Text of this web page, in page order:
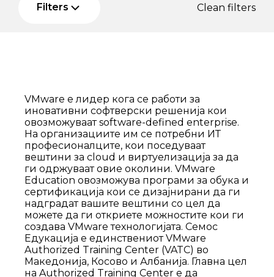
Filters Clean filters
VMware е лидер кога се работи за
иновативни софтверски решенија кои
овозможуваат software-defined enterprise.
На организациите им се потребни ИТ
професионалците, кои поседуваат
вештини за cloud и виртуелизација за да
ги одржуваат овие околини. VMware
Education овозможува програми за обука и
сертификација кои се дизајнирани да ги
надградат вашите вештини со цел да
можете да ги откриете можностите кои ги
создава VMware технологијата. Семос
Едукација е единствениот VMware
Authorized Training Center (VATC) во
Македонија, Косово и Албанија. Главна цел
на Authorized Training Center е да